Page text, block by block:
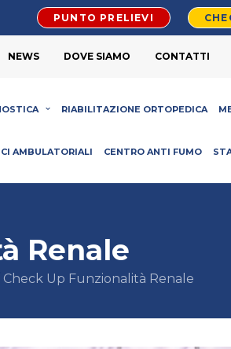
PUNTO PRELIEVI
NEWS DOVE SIAMO CONTATTI
RIABILITAZIONE ORTOPEDICA
AMBULATORIALI CENTRO ANTI FUMO
Renale
Check Up Funzionalità Renale